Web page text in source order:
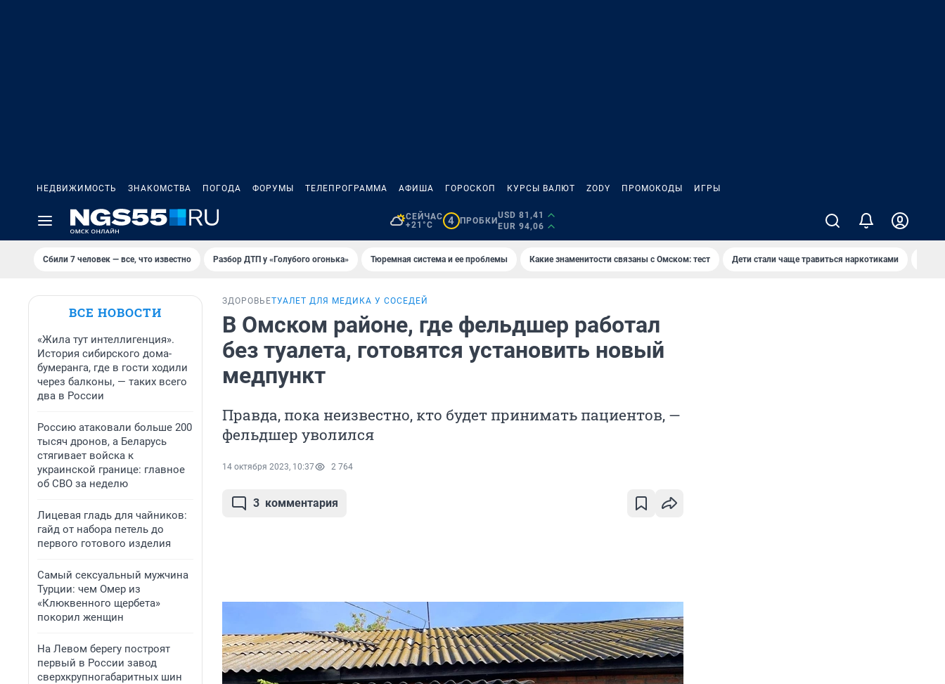
НЕДВИЖИМОСТЬ ЗНАКОМСТВА ПОГОДА ФОРУМЫ ТЕЛЕПРОГРАММА АФИША ГОРОСКОП КУРСЫ ВАЛЮТ ZODY ПРОМОКОДЫ ИГРЫ
СЕЙЧАС
+21°C
4 ПРОБКИ
USD 81,41
EUR 94,06
Сбили 7 человек — все, что известно Разбор ДТП у «Голубого огонька» Тюремная система и ее проблемы Какие знаменитости связаны с Омском: тест Дети стали чаще травиться наркотиками
ВСЕ НОВОСТИ
«Жила тут интеллигенция».
История сибирского дома-
бумеранга, где в гости ходили
через балконы, — таких всего
два в России
Россию атаковали больше 200
тысяч дронов, а Беларусь
стягивает войска к
украинской границе: главное
об СВО за неделю
Лицевая гладь для чайников:
гайд от набора петель до
первого готового изделия
Самый сексуальный мужчина
Турции: чем Омер из
«Клюквенного щербета»
покорил женщин
На Левом берегу построят
первый в России завод
сверхкрупногабаритных шин
ЗДОРОВЬЕТУАЛЕТ ДЛЯ МЕДИКА У СОСЕДЕЙ
В Омском районе, где фельдшер работал
без туалета, готовятся установить новый
медпункт
Правда, пока неизвестно, кто будет принимать пациентов, —
фельдшер уволился
14 октября 2023, 10:37 2 764
3 комментария